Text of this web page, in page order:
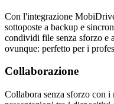
Con l'integrazione
sottoposte a backup e
condividi file senza sforzo e
ovunque: perfetto per i
Collaborazione
Collabora senza sforzo con